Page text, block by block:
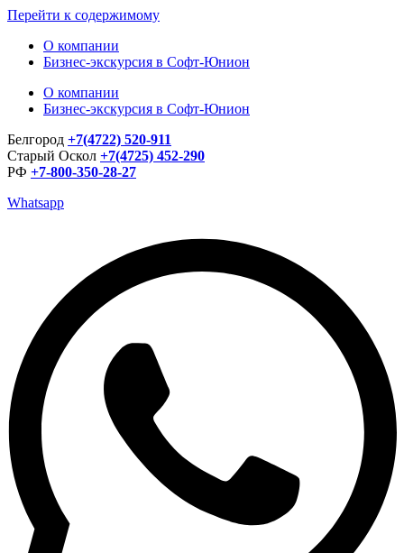
Перейти к содержимому
О компании
Бизнес-экскурсия в Софт-Юнион
О компании
Бизнес-экскурсия в Софт-Юнион
Белгород +7(4722) 520-911
Старый Оскол +7(4725) 452-290
РФ +7-800-350-28-27
Whatsapp